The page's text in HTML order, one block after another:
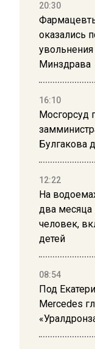
20:30
оказались
Минздрава
16:10
Мосгорсуд
Булгакова
12:22
На
два месяца
человек,
детей
08:54
Под
Mercedes